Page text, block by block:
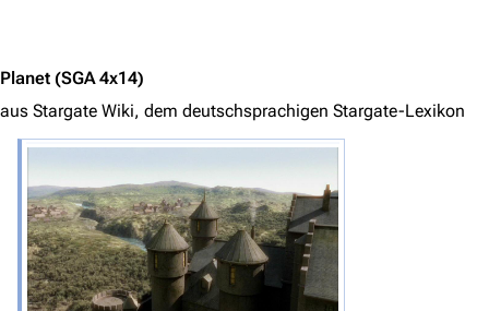
Das Stargate-Universum
Themenportal
Personen
Völker
Orte
Planet (SGA 4x14)
aus Stargate Wiki, dem deutschsprachigen Stargate-Lexikon